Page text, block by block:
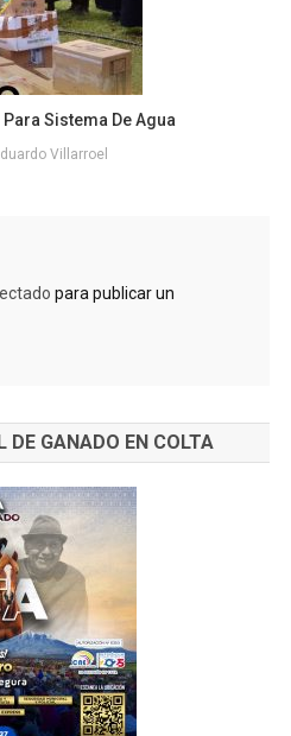
Sistema De Agua
Villarroel
para publicar un
DE GANADO EN COLTA